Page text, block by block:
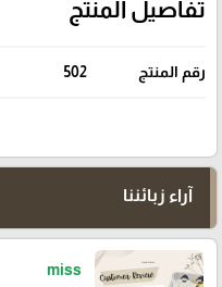
تفاصيل المنتج
رقم المنتج 502
آراء زبائننا
miss